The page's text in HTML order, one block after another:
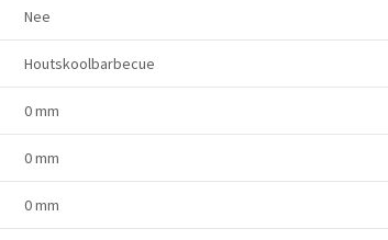
Nee
Houtskoolbarbecue
0 mm
0 mm
0 mm